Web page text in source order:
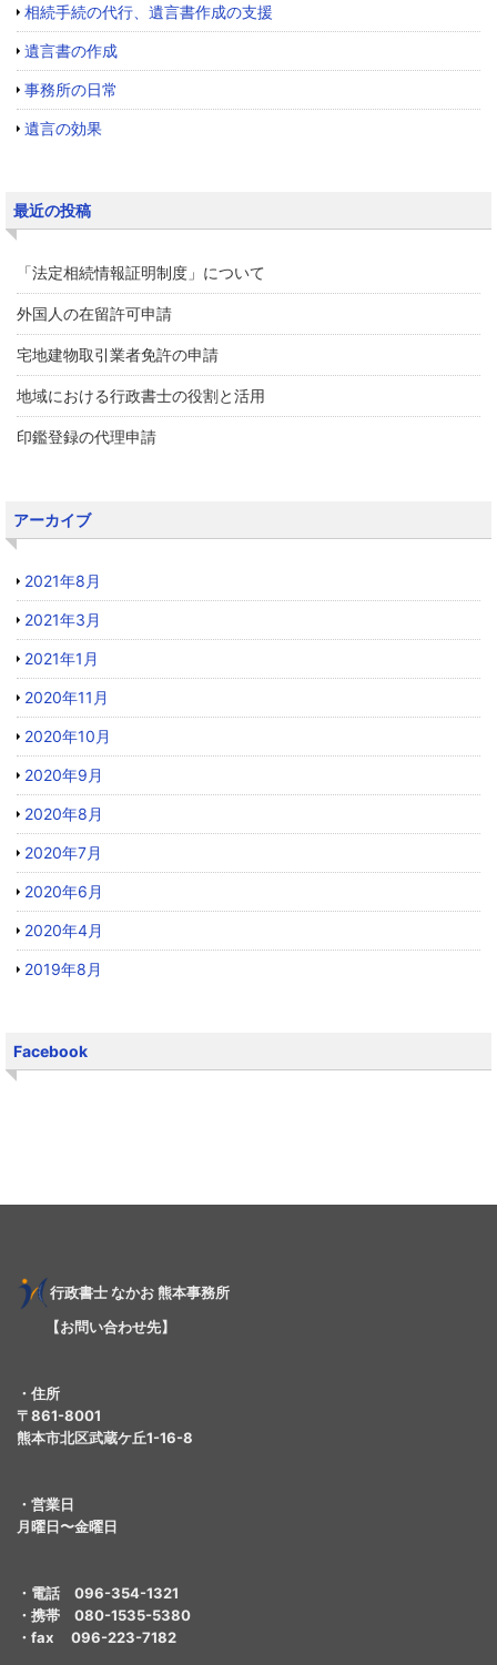
相続手続の代行、遺言書作成の支援
遺言書の作成
事務所の日常
遺言の効果
最近の投稿
「法定相続情報証明制度」について
外国人の在留許可申請
宅地建物取引業者免許の申請
地域における行政書士の役割と活用
印鑑登録の代理申請
アーカイブ
2021年8月
2021年3月
2021年1月
2020年11月
2020年10月
2020年9月
2020年8月
2020年7月
2020年6月
2020年4月
2019年8月
Facebook
行政書士 なかお 熊本事務所
【お問い合わせ先】
・住所
〒861-8001
熊本市北区武蔵ケ丘1-16-8
・営業日
月曜日〜金曜日
・電話 096-354-1321
・携帯 080-1535-5380
・fax 096-223-7182